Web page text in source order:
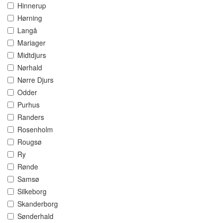
Hinnerup
Hørning
Langå
Mariager
Midtdjurs
Nørhald
Nørre Djurs
Odder
Purhus
Randers
Rosenholm
Rougsø
Ry
Rønde
Samsø
Silkeborg
Skanderborg
Sønderhald